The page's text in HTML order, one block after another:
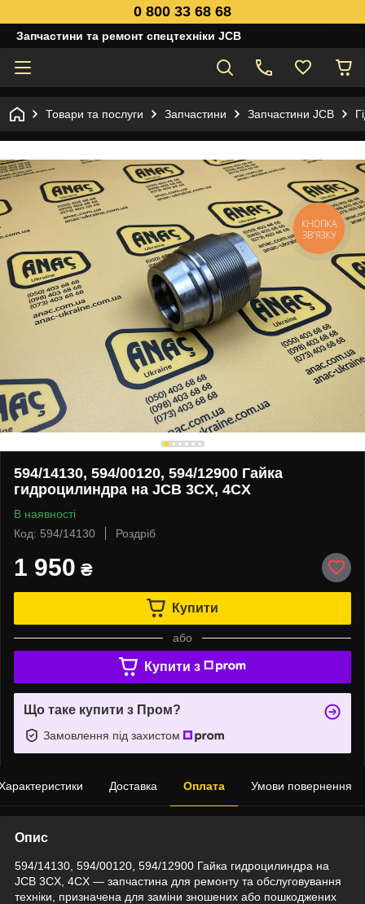
0 800 33 68 68
Запчастини та ремонт спецтехніки JCB
Товари та послуги Запчастини Запчастини JCB
594/14130, 594/00120, 594/12900 Гайка
гидроцилиндра на JCB 3CX, 4CX
В наявності
Код: 594/14130
Роздріб
1 950 ₴
Купити
або
Купити з
Що таке купити з Пром?
Замовлення під захистом
Доставка Оплата Умови повернення
Опис
594/14130, 594/00120, 594/12900 Гайка гидроцилиндра на
JCB 3CX, 4CX — запчастина для ремонту та обслуговування
техніки, призначена для заміни зношених або пошкоджених
КНОПКА
ЗВ'ЯЗКУ